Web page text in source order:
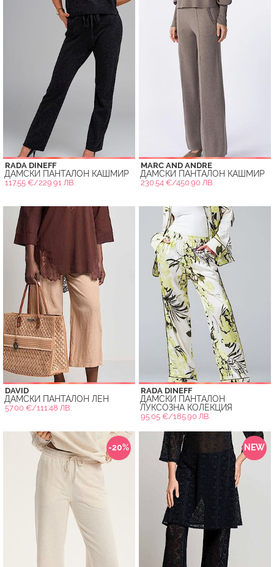
RADA DINEFF
ДАМСКИ ПАНТАЛОН КАШМИР
117.55 €/229.91 ЛВ.
MARC AND ANDRE
ДАМСКИ ПАНТАЛОН КАШМИР
230.54 €/450.90 ЛВ.
DAVID
ДАМСКИ ПАНТАЛОН ЛЕН
57.00 €/111.48 ЛВ.
RADA DINEFF
ДАМСКИ ПАНТАЛОН
ЛУКСОЗНА КОЛЕКЦИЯ
95.05 €/185.90 ЛВ.
-20% NEW